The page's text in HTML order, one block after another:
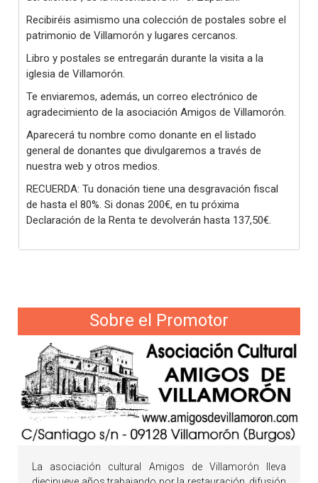
Recibiréis asimismo una colección de postales sobre el
patrimonio de Villamorón y lugares cercanos.
Libro y postales se entregarán durante la visita a la
iglesia de Villamorón.
Te enviaremos, además, un correo electrónico de
agradecimiento de la asociación Amigos de Villamorón.
Aparecerá tu nombre como donante en el listado
general de donantes que divulgaremos a través de
nuestra web y otros medios.
RECUERDA: Tu donación tiene una desgravación fiscal
de hasta el 80%. Si donas 200€, en tu próxima
Declaración de la Renta te devolverán hasta 137,50€.
Sobre el Promotor
La asociación cultural Amigos de Villamorón lleva